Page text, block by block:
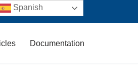
Documentation
Spanish